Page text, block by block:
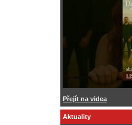
Přejít na videa
Aktuality